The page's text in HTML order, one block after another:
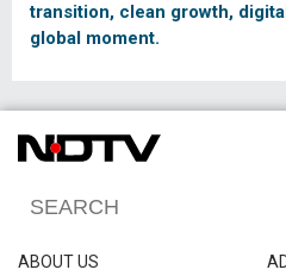
transition, clean growth,
global moment.
ABOUT US